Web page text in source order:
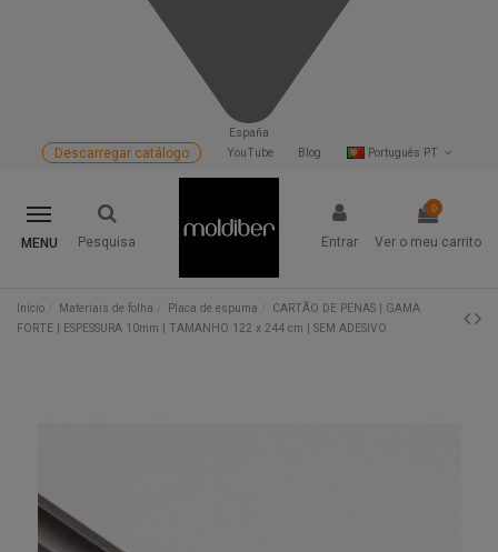
España
Português PT
Blog
YouTube
Descarregar catálogo
MENU Pesquisa Entrar
0
Ver o meu carrito
Início Materiais de folha Placa de espuma
CARTÃO DE PENAS | GAMA
FORTE | ESPESSURA 10mm | TAMANHO 122 x 244 cm | SEM ADESIVO